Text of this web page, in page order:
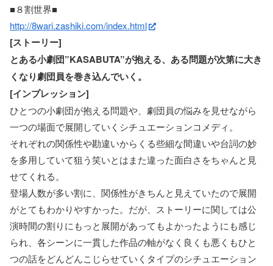
■８割世界■
http://8wari.zashiki.com/index.html
[ストーリー]
とある小劇団”KASABUTA”が抱える、ある問題が次第に大き
くなり劇団員を巻き込んでいく。
[インプレッション]
ひとつの小劇団が抱える問題や、劇団員の悩みを見せながら
一つの場面で展開していくシチュエーションコメディ。
それぞれの関係性や勘違いからくる些細な間違いや台詞の妙
を多用していて狙う笑いとはまた違った面白さをちゃんと見
せてくれる。
登場人数が多い割に、関係性がきちんと見えていたので展開
がとてもわかりやすかった。だが、ストーリーに関しては公
演時間の割りにもっと展開があってもよかったようにも感じ
られ、各シーンに一貫した作品の軸がなく良くも悪くもひと
つの話をどんどんこじらせていくタイプのシチュエーション